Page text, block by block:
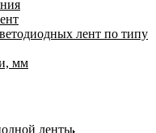
лент по типу
мм
ленты